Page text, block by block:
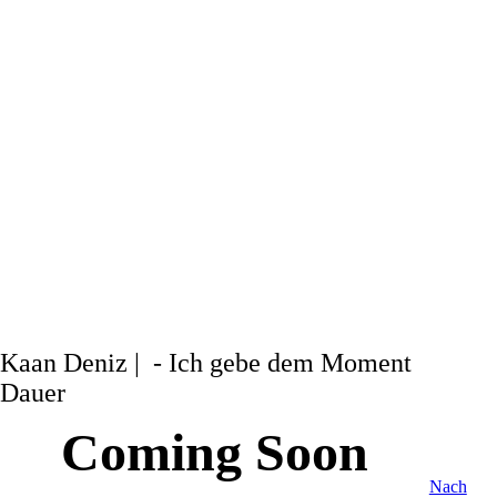
Kaan Deniz | - Ich gebe dem Moment
Dauer
Coming Soon
Nach